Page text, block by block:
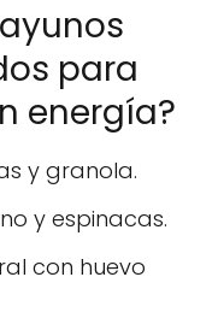
para
energía?
y granola.
y espinacas.
con huevo